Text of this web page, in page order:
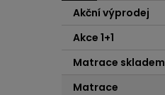
Akční výprodej
Akce 1+1
Matrace skladem
Matrace